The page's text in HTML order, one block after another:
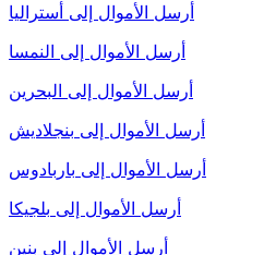
أرسل الأموال إلى أستراليا
أرسل الأموال إلى النمسا
أرسل الأموال إلى البحرين
أرسل الأموال إلى بنجلاديش
أرسل الأموال إلى باربادوس
أرسل الأموال إلى بلجيكا
أرسل الأموال إلى بنين